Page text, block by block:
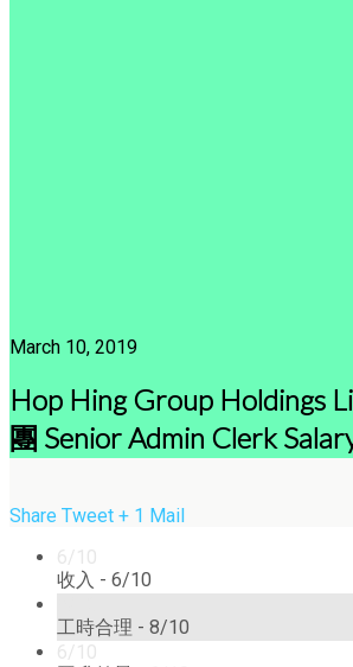
March 10, 2019
Hop Hing Group Holdings
團 Senior Admin Clerk
Share Tweet + 1 Mail
6/10
收入 - 6/10
工時合理 - 8/10
6/10